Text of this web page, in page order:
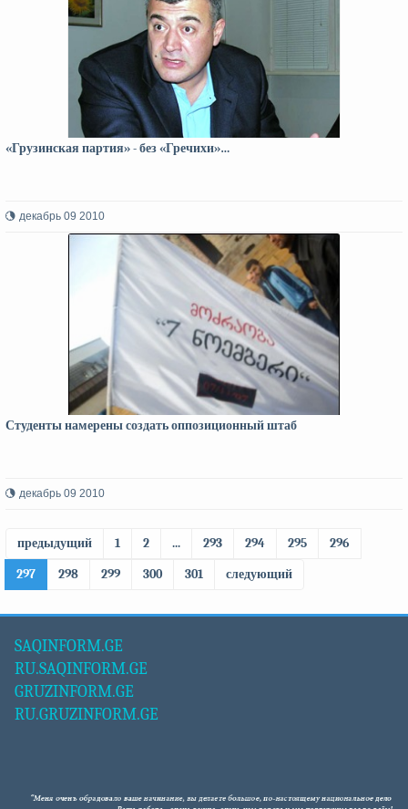
«Грузинская партия» - без «Гречихи»…
декабрь 09 2010
Студенты намерены создать оппозиционный штаб
декабрь 09 2010
предыдущий 1 2 ... 293 294 295
296
297
298 299 300 301 следующий
SAQINFORM.GE
RU.SAQINFORM.GE
GRUZINFORM.GE
RU.GRUZINFORM.GE